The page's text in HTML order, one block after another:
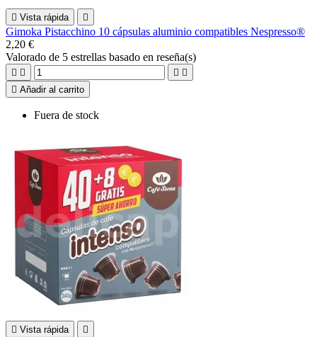
 Vista rápida 
Gimoka Pistacchino 10 cápsulas aluminio compatibles Nespresso®
2,20 €
Valorado de 5 estrellas basado en reseña(s)
   
 Añadir al carrito
Fuera de stock
 Vista rápida 